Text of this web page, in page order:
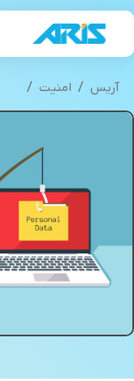
پرش
محتوا
آریس / امنیت /